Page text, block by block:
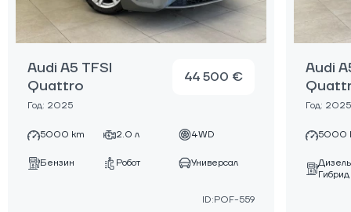
Audi A5 TFSI
Quattro
Год: 2025
44 500 €
5000 km 2.0 л 4WD
Бензин Робот Универсал
ID:POF-559
Audi
Год: 2025
5000
Гибрид